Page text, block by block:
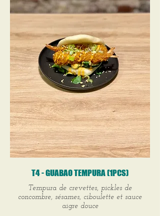
T4 - GUABAO TEMPURA (1PCS)
Tempura de crevettes, pickles de
concombre, sésames, ciboulette et sauce
aigre douce